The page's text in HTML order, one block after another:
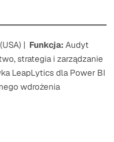
| Funkcja: Audyt
strategia i zarządzanie
LeapLytics dla Power BI
wdrożenia